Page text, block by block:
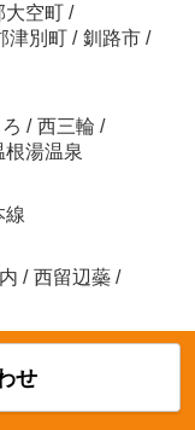
大空町 /
津別町 / 釧路市 /
/ 西三輪 /
根湯温泉
線
/ 西留辺蘂 /
せ